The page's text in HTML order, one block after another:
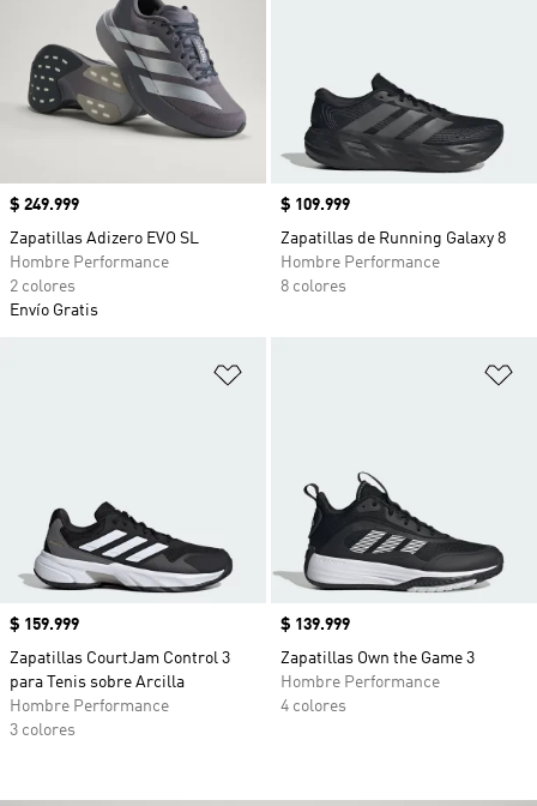
Precio
$ 249.999
Zapatillas Adizero EVO SL
Hombre Performance
2 colores
Envío Gratis
Precio
$ 109.999
Zapatillas de Running Galaxy 8
Hombre Performance
8 colores
Precio
$ 159.999
Zapatillas CourtJam Control 3
para Tenis sobre Arcilla
Hombre Performance
3 colores
Precio
$ 139.999
Zapatillas Own the Game 3
Hombre Performance
4 colores